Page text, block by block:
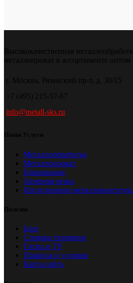
Высококачественная
металлопрокат в ассортименте оптом
г. Москва, Рязанский пр-т, д. 30/15
+7 (495) 215-57-67
info@metall-sks.ru
Наши Услуги
Металлообработка
Металлопрокат
Цинкование
Лазерная резка
Изготовление
Полезно
Блог
Словарь терминов
Госты и ТУ
Правила и условия
Карта сайта